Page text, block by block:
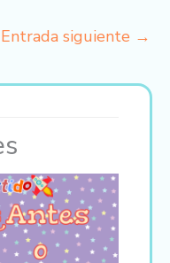
Entrada siguiente →